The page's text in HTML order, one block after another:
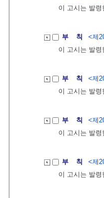
이 고시는 발
부 칙
<제
이 고시는 발
부 칙
<제
이 고시는 발
부 칙
<제
이 고시는 발
부 칙
<제
이 고시는 발